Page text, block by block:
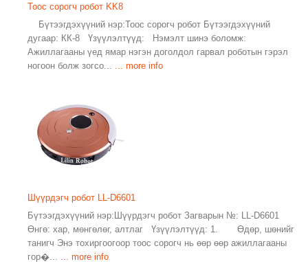
Тоос сорогч робот KK8
Бүтээгдэхүүний нэр:Тоос сорогч робот Бүтээгдэхүүний
дугаар: КК-8 Үзүүлэлтүүд: Нэмэлт шинэ боломж:
Ажиллагааны үед ямар нэгэн доголдол гарвал роботын гэрэл
ногоон болж зогсо...
... more info
Шүүрдэгч робот LL-D6601
Бүтээгдэхүүний нэр:Шүүрдэгч робот Загварын №: LL-D6601
Өнгө: хар, мөнгөлөг, алтлаг Үзүүлэлтүүд: 1. Өдөр, шөнийг
танигч Энэ тохиргоогоор тоос сорогч нь өөр өөр ажиллагааны
гор�...
... more info